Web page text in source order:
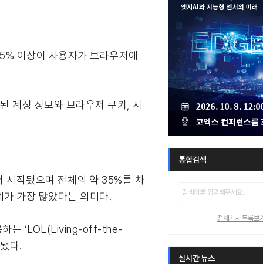
이상이 사용자가 브라우저에
계정 정보와 브라우저 쿠키, 시
작됐으며 전체의 약 35%를 차
가장 많았다는 의미다.
하는 ‘LOL(Living-off-the-
다.
통합검색
전체기사 목록보
실시간 뉴스